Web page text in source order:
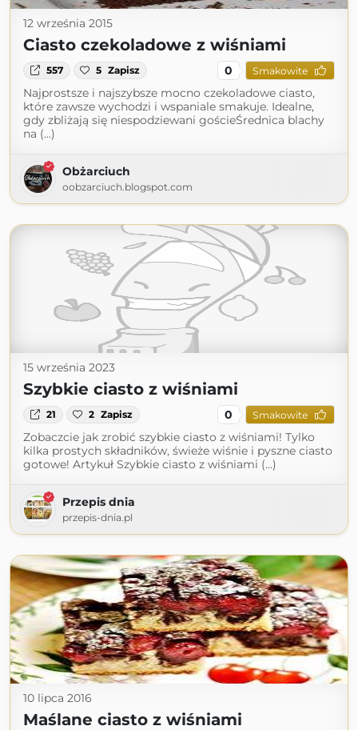
12 września 2015
Ciasto czekoladowe z wiśniami
557 5 Zapisz 0 Smakowite
Najprostsze i najszybsze mocno czekoladowe ciasto,
które zawsze wychodzi i wspaniale smakuje. Idealne,
gdy zbliżają się niespodziewani gościeŚrednica blachy
na (...)
Obżarciuch
oobzarciuch.blogspot.com
15 września 2023
Szybkie ciasto z wiśniami
21 2 Zapisz 0 Smakowite
Zobaczcie jak zrobić szybkie ciasto z wiśniami! Tylko
kilka prostych składników, świeże wiśnie i pyszne ciasto
gotowe! Artykuł Szybkie ciasto z wiśniami (...)
Przepis dnia
przepis-dnia.pl
10 lipca 2016
Maślane ciasto z wiśniami